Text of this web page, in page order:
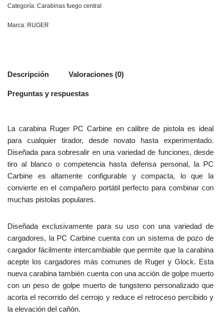
Categoría: Carabinas fuego central
Marca: RUGER
Descripción Valoraciones (0)
Preguntas y respuestas
La carabina Ruger PC Carbine en calibre de pistola es ideal
para cualquier tirador, desde novato hasta experimentado.
Diseñada para sobresalir en una variedad de funciones, desde
tiro al blanco o competencia hasta defensa personal, la PC
Carbine es altamente configurable y compacta, lo que la
convierte en el compañero portátil perfecto para combinar con
muchas pistolas populares.
Diseñada exclusivamente para su uso con una variedad de
cargadores, la PC Carbine cuenta con un sistema de pozo de
cargador fácilmente intercambiable que permite que la carabina
acepte los cargadores más comunes de Ruger y Glock. Esta
nueva carabina también cuenta con una acción de golpe muerto
con un peso de golpe muerto de tungsteno personalizado que
acorta el recorrido del cerrojo y reduce el retroceso percibido y
la elevación del cañón.